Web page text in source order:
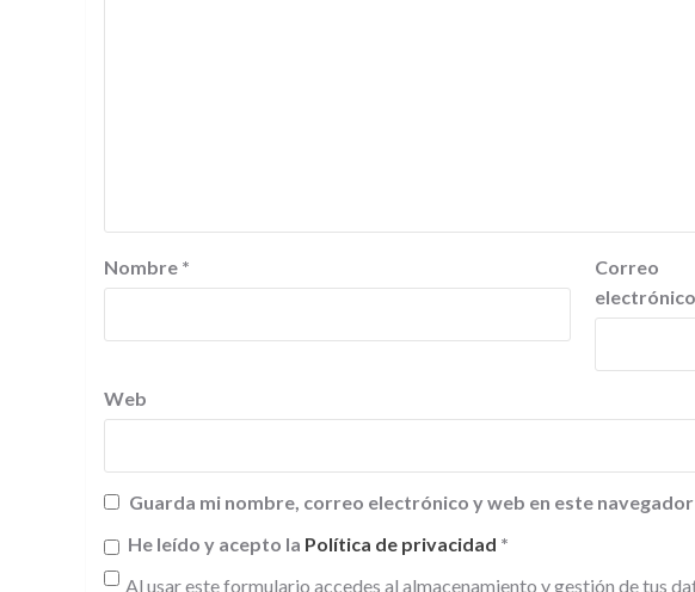
Nombre *
Correo
electrónico
Web
Guarda mi nombre, correo electrónico y web en este
He leído y acepto la Política de privacidad *
Al usar este formulario accedes al almacenamiento y gestión de tus